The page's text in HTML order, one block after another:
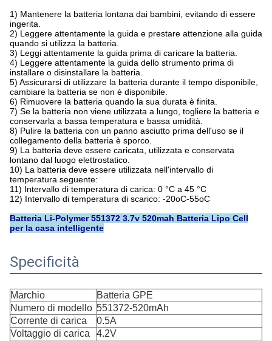
1) Mantenere la batteria lontana dai bambini, evitando di essere
ingerita.
2) Leggere attentamente la guida e prestare attenzione alla guida
quando si utilizza la batteria.
3) Leggi attentamente la guida prima di caricare la batteria.
4) Leggere attentamente la guida dello strumento prima di
installare o disinstallare la batteria.
5) Assicurarsi di utilizzare la batteria durante il tempo disponibile,
cambiare la batteria se non è disponibile.
6) Rimuovere la batteria quando la sua durata è finita.
7) Se la batteria non viene utilizzata a lungo, togliere la batteria e
conservarla a bassa temperatura e bassa umidità.
8) Pulire la batteria con un panno asciutto prima dell'uso se il
collegamento della batteria è sporco.
9) La batteria deve essere caricata, utilizzata e conservata
lontano dal luogo elettrostatico.
10) La batteria deve essere utilizzata nell'intervallo di
temperatura seguente:
11) Intervallo di temperatura di carica: 0 °C a 45 °C
12) Intervallo di temperatura di scarico: -20oC-55oC
Batteria Li-Polymer 551372 3.7v 520mah Batteria Lipo Cell
per la casa intelligente
Specificità
Marchio
Batteria GPE
Numero di modello 551372-520mAh
Corrente di carica
0.5A
Voltaggio di carica
4.2V